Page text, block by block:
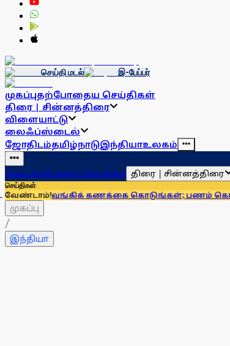
செய்தி மடல் இ-பேப்பர்
முகப்புதற்போதைய செய்திகள்
திரை | சின்னத்திரை
விளையாட்டு
லைஃப்ஸ்டைல்
ஜோதிடம்தமிழ்நாடுஇந்தியாஉலகம்
முகப்புதற்போதைய செய்திகள் திரை | சின்னத்திரை
செய்திகள்
கணக்கை கொடுங்கள்; பணம் கொடுக்கிறோம்
முகப்பு
/
இந்தியா